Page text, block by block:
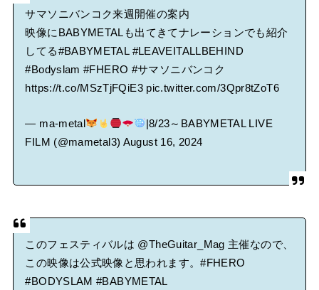
サマソニバンコク来週開催の案内
映像にBABYMETALも出てきてナレーションでも紹介
してる#BABYMETAL #LEAVEITALLBEHIND
#Bodyslam #FHERO #サマソニバンコク
https://t.co/MSzTjFQiE3 pic.twitter.com/3Qpr8tZoT6
— ma-metal
|8/23～BABYMETAL LIVE
FILM (@mametal3) August 16, 2024
このフェスティバルは @TheGuitar_Mag 主催なので、
この映像は公式映像と思われます。#FHERO
#BODYSLAM #BABYMETAL